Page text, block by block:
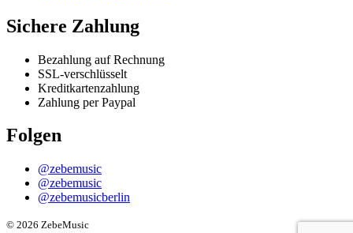
Sichere Zahlung
Bezahlung auf Rechnung
SSL-verschlüsselt
Kreditkartenzahlung
Zahlung per Paypal
Folgen
@zebemusic
@zebemusic
@zebemusicberlin
© 2026 ZebeMusic